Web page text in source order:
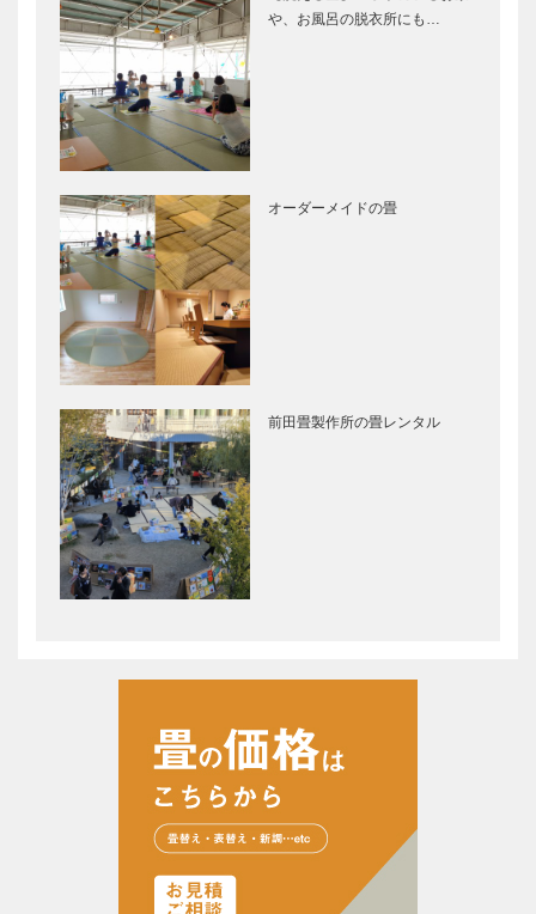
や、お風呂の脱衣所にも…
オーダーメイドの畳
前田畳製作所の畳レンタル